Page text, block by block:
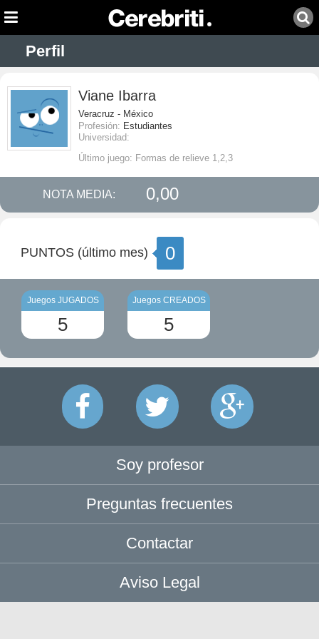
Perfil
Viane Ibarra
Veracruz - México
Profesión: Estudiantes
Universidad:
Último juego: Formas de relieve 1,2,3
NOTA MEDIA: 0,00
PUNTOS (último mes) 0
Juegos JUGADOS
5
Juegos CREADOS
5
Soy profesor
Preguntas frecuentes
Contactar
Aviso Legal